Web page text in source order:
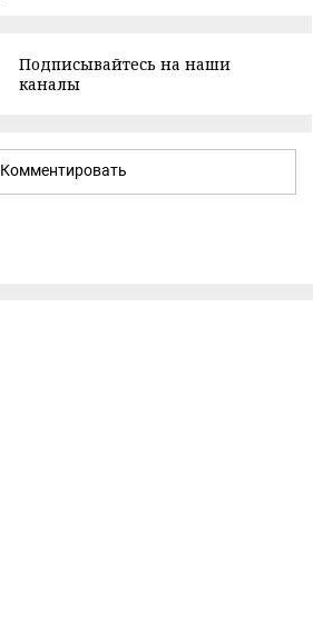
Подписывайтесь на наши
каналы
Комментировать